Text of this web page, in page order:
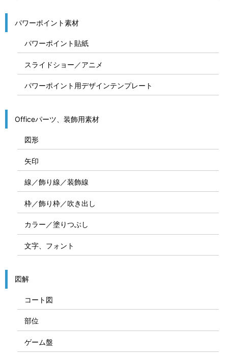
パワーポイント素材
パワーポイント貼紙
スライドショー／アニメ
パワーポイント用デザインテンプレート
Officeパーツ、装飾用素材
図形
矢印
線／飾り線／装飾線
枠／飾り枠／吹き出し
カラー／塗りつぶし
文字、フォント
図解
コート図
部位
ゲーム盤